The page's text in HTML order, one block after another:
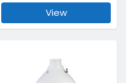
View